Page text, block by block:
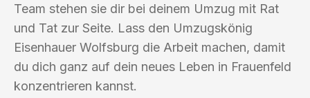
Team stehen sie dir bei deinem Umzug mit Rat
und Tat zur Seite. Lass den Umzugskönig
Eisenhauer Wolfsburg die Arbeit machen, damit
du dich ganz auf dein neues Leben in Frauenfeld
konzentrieren kannst.